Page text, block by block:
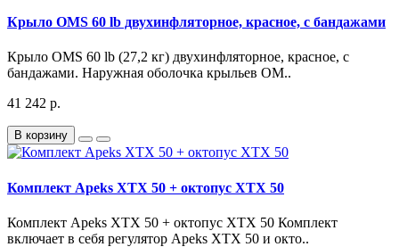
Крыло OMS 60 lb двухинфляторное, красное, с бандажами
Крыло OMS 60 lb (27,2 кг) двухинфляторное, красное, с
бандажами. Наружная оболочка крыльев OM..
41 242 р.
В корзину
Комплект Apeks XTX 50 + октопус XTX 50
Комплект Apeks XTX 50 + октопус XTX 50 Комплект
включает в себя регулятор Apeks XTX 50 и окто..